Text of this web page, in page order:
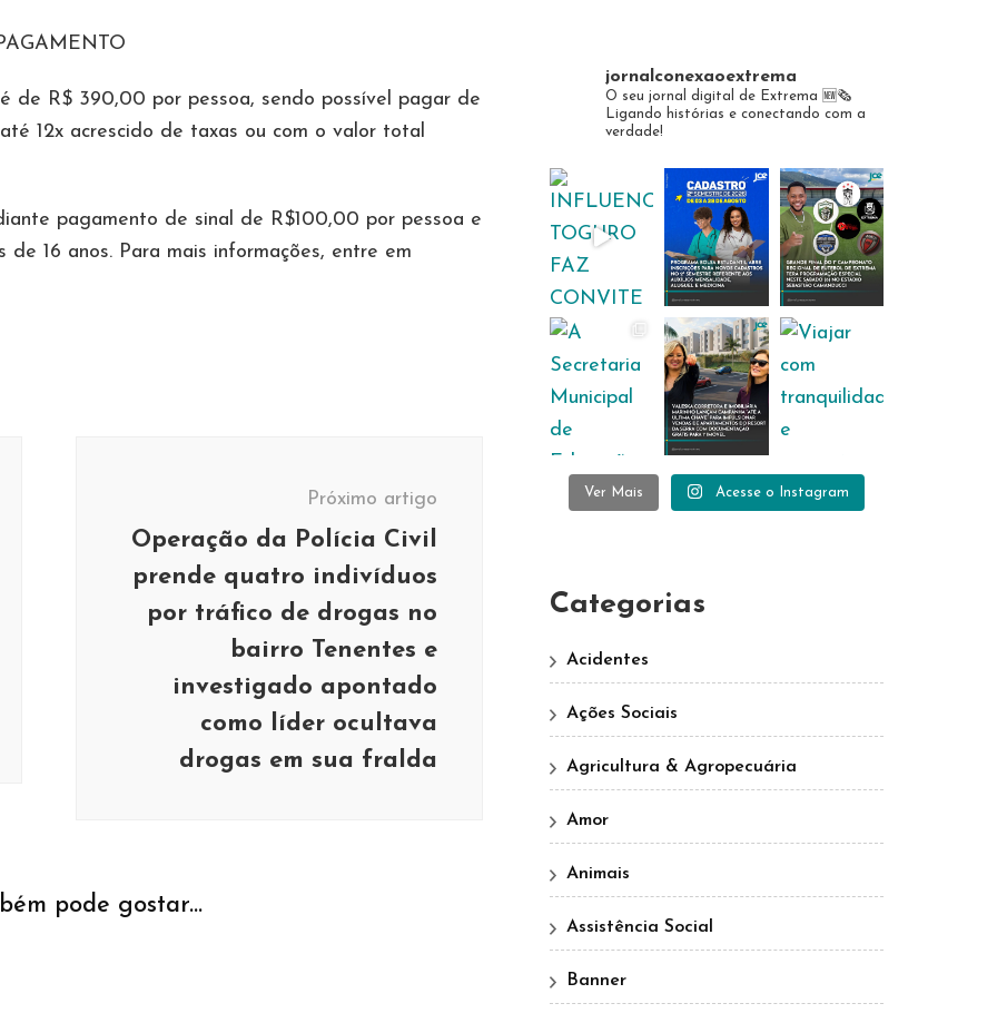
de R$ 390,00 por pessoa, sendo possível pagar de
12x acrescido de taxas ou com o valor total
pagamento de sinal de R$100,00 por pessoa e
16 anos. Para mais informações, entre em
Próximo artigo
Operação da Polícia Civil
prende quatro indivíduos
por tráfico de drogas no
bairro Tenentes e
investigado apontado
como líder ocultava
drogas em sua fralda
pode gostar...
jornalconexaoextrema
O seu jornal digital de Extrema 🆕️🗞
Ligando histórias e conectando com a
verdade!
Ver Mais Acesse o Instagram
Categorias
Acidentes
Ações Sociais
Agricultura & Agropecuária
Amor
Animais
Assistência Social
Banner